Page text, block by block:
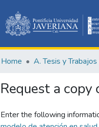
Home A. Tesis y
Request a
Enter the following